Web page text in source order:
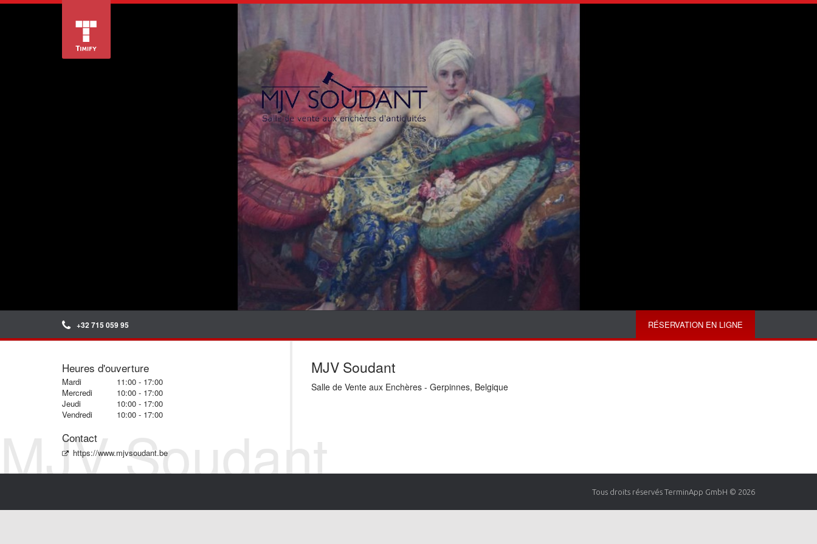
+32 715 059 95 RÉSERVATION EN LIGNE
MJV Soudant
MJV Soudant
Salle de Vente aux Enchères - Gerpinnes, Belgique
Heures d'ouverture
Mardi
11:00 - 17:00
Mercredi
10:00 - 17:00
Jeudi
10:00 - 17:00
Vendredi
10:00 - 17:00
Contact
https://www.mjvsoudant.be
Tous droits réservés TerminApp GmbH © 2026